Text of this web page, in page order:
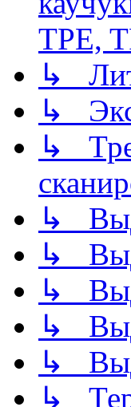
TPE,
↳
↳
↳
↳
↳
↳
↳
↳
↳